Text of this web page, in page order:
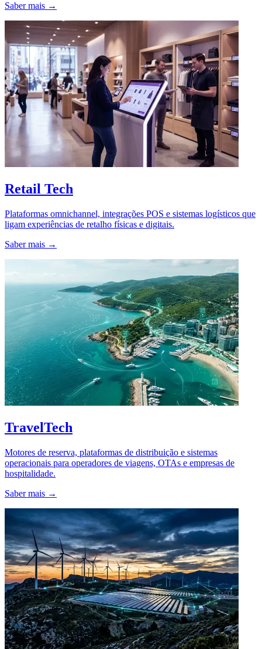
Saber mais →
Retail Tech
Plataformas omnichannel, integrações POS e sistemas logísticos que
ligam experiências de retalho físicas e digitais.
Saber mais →
TravelTech
Motores de reserva, plataformas de distribuição e sistemas
operacionais para operadores de viagens, OTAs e empresas de
hospitalidade.
Saber mais →